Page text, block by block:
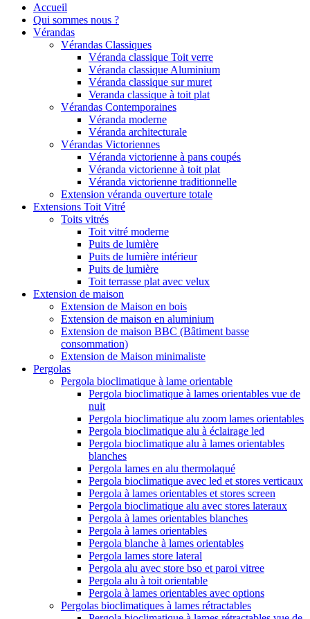
Accueil
Qui sommes nous ?
Vérandas
Vérandas Classiques
Véranda classique Toit verre
Véranda classique Aluminium
Véranda classique sur muret
Veranda classique à toit plat
Vérandas Contemporaines
Véranda moderne
Véranda architecturale
Vérandas Victoriennes
Véranda victorienne à pans coupés
Véranda victorienne à toit plat
Véranda victorienne traditionnelle
Extension véranda ouverture totale
Extensions Toit Vitré
Toits vitrés
Toit vitré moderne
Puits de lumière
Puits de lumière intérieur
Puits de lumière
Toit terrasse plat avec velux
Extension de maison
Extension de Maison en bois
Extension de maison en aluminium
Extension de maison BBC (Bâtiment basse
consommation)
Extension de Maison minimaliste
Pergolas
Pergola bioclimatique à lame orientable
Pergola bioclimatique à lames orientables vue de
nuit
Pergola bioclimatique alu zoom lames orientables
Pergola bioclimatique alu à éclairage led
Pergola bioclimatique alu à lames orientables
blanches
Pergola lames en alu thermolaqué
Pergola bioclimatique avec led et stores verticaux
Pergola à lames orientables et stores screen
Pergola bioclimatique alu avec stores lateraux
Pergola à lames orientables blanches
Pergola à lames orientables
Pergola blanche à lames orientables
Pergola lames store lateral
Pergola alu avec store bso et paroi vitree
Pergola alu à toit orientable
Pergola à lames orientables avec options
Pergolas bioclimatiques à lames rétractables